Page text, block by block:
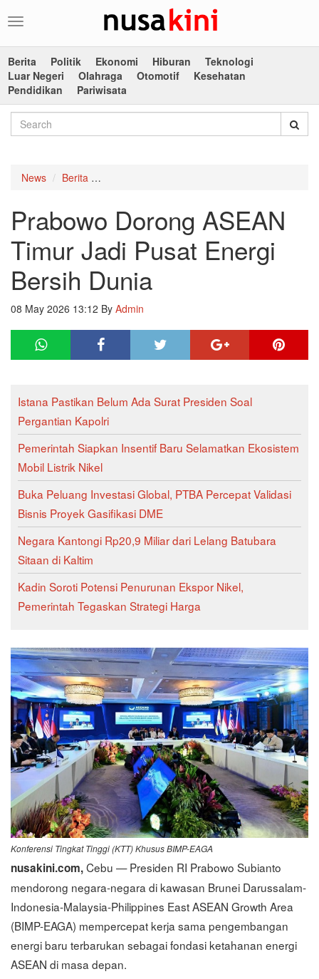
Toggle
Berita
Politik Ekonomi Hiburan
Teknologi
Luar Negeri
Olahraga Otomotif
Kesehatan
Pendidikan
Pariwisata
News Berita
Prabowo Dorong ASEAN
Timur Jadi Pusat Energi
Bersih Dunia
08 May 2026 13:12 By Admin
Istana Pastikan Belum Ada Surat Presiden Soal
Pergantian Kapolri
Pemerintah Siapkan Insentif Baru Selamatkan Ekosistem
Mobil Listrik Nikel
Buka Peluang Investasi Global, PTBA Percepat Validasi
Bisnis Proyek Gasifikasi DME
Negara Kantongi Rp20,9 Miliar dari Lelang Batubara
Sitaan di Kaltim
Kadin Soroti Potensi Penurunan Ekspor Nikel,
Pemerintah Tegaskan Strategi Harga
Konferensi Tingkat Tinggi (KTT) Khusus BIMP-EAGA
nusakini.com,Cebu — Presiden RI Prabowo Subianto
mendorong negara-negara di kawasan Brunei Darussalam-
Indonesia-Malaysia-Philippines East ASEAN Growth Area
(BIMP-EAGA) mempercepat kerja sama pengembangan
energi baru terbarukan sebagai fondasi ketahanan energi
ASEAN di masa depan.